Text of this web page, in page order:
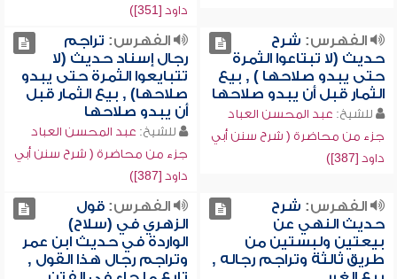
داود [351])
الفهرس: شرح
حديث (لا تبتاعوا الثمرة
حتى يبدو صلاحها ) , بيع
الثمار قبل أن يبدو صلاحها
للشيخ: عبد المحسن العباد
جزء من محاضرة ( شرح سنن أبي
داود [387])
الفهرس: تراجم
رجال إسناد حديث (لا
تتبايعوا الثمرة حتى يبدو
صلاحها) , بيع الثمار قبل
أن يبدو صلاحها
للشيخ: عبد المحسن العباد
جزء من محاضرة ( شرح سنن أبي
داود [387])
الفهرس: شرح
حديث النهي عن
بيعتين ولبستين من
طريق ثالثة وتراجم رجاله ,
الفهرس:قول
الزهري في (سلاح)
الواردة في حديث ابن عمر
وتراجم رجال هذا القول ,